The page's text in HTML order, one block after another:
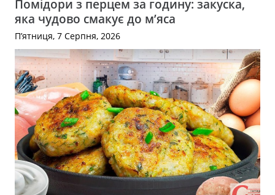
Помідори з перцем за годину: закуска,
яка чудово смакує до м’яса
П’ятниця, 7 Серпня, 2026